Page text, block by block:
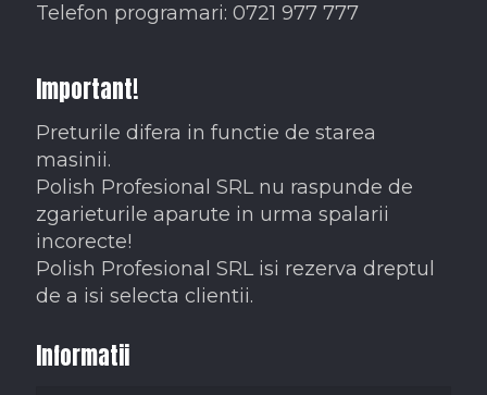
Telefon programari: 0721 977 777
Important!
Preturile difera in functie de starea
masinii.
Polish Profesional SRL nu raspunde de
zgarieturile aparute in urma spalarii
incorecte!
Polish Profesional SRL isi rezerva dreptul
de a isi selecta clientii.
Informatii